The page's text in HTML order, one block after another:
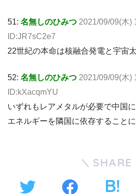
51: 名無しのひみつ 2021/09/09(木)
ID:JR7sC2e7
22世紀の本命は核融合発電と宇宙
52: 名無しのひみつ 2021/09/09(木)
ID:kXacqmYU
いずれもレアメタルが必要で中国
エネルギーを隣国に依存することに
SHARE